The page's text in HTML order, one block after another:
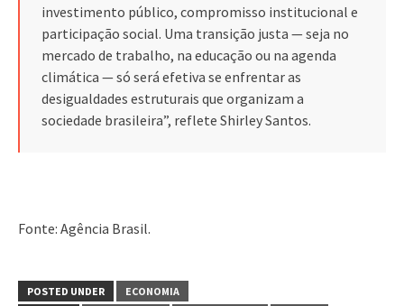
investimento público, compromisso institucional e
participação social. Uma transição justa — seja no
mercado de trabalho, na educação ou na agenda
climática — só será efetiva se enfrentar as
desigualdades estruturais que organizam a
sociedade brasileira”, reflete Shirley Santos.
Fonte: Agência Brasil.
POSTED UNDER
ECONOMIA